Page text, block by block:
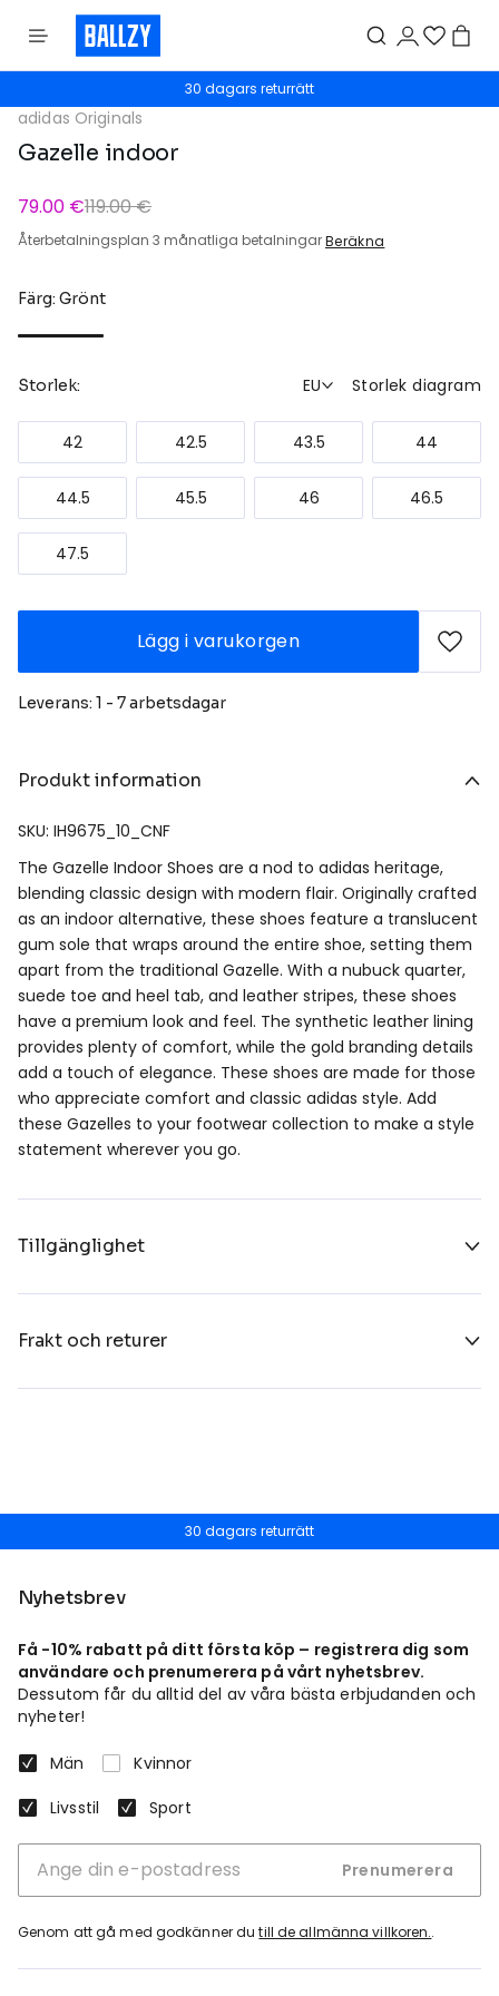
30 dagars returrätt
adidas Originals
Gazelle indoor
79.00 €119.00 €
Återbetalningsplan 3 månatliga betalningarBeräkna
Färg: Grönt
Storlek: EU Storlek diagram
42 42.5 43.5 44
44.5 45.5 46 46.5
47.5
Lägg i varukorgen
Leverans: 1 - 7 arbetsdagar
Produkt information
SKU: IH9675_10_CNF
The Gazelle Indoor Shoes are a nod to adidas heritage,
blending classic design with modern flair. Originally crafted
as an indoor alternative, these shoes feature a translucent
gum sole that wraps around the entire shoe, setting them
apart from the traditional Gazelle. With a nubuck quarter,
suede toe and heel tab, and leather stripes, these shoes
have a premium look and feel. The synthetic leather lining
provides plenty of comfort, while the gold branding details
add a touch of elegance. These shoes are made for those
who appreciate comfort and classic adidas style. Add
these Gazelles to your footwear collection to make a style
statement wherever you go.
Tillgänglighet
Frakt och returer
30 dagars returrätt
Nyhetsbrev
Få -10% rabatt på ditt första köp – registrera dig som
användare och prenumerera på vårt nyhetsbrev.
Dessutom får du alltid del av våra bästa erbjudanden och
nyheter!
Män
Kvinnor
Livsstil
Sport
Prenumerera
Genom att gå med godkänner dutill de allmänna villkoren..